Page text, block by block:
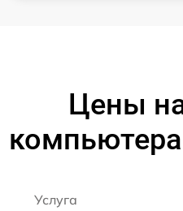
Цены
Услуга